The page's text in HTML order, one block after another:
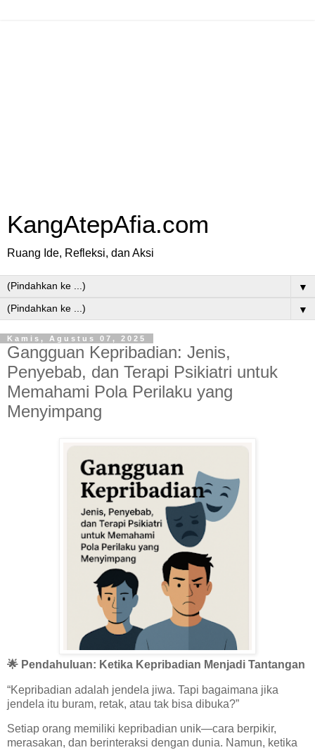
KangAtepAfia.com
Ruang Ide, Refleksi, dan Aksi
▼
▼
Kamis, Agustus 07, 2025
Gangguan Kepribadian: Jenis,
Penyebab, dan Terapi Psikiatri untuk
Memahami Pola Perilaku yang
Menyimpang
🌟 Pendahuluan: Ketika Kepribadian Menjadi Tantangan
“Kepribadian adalah jendela jiwa. Tapi bagaimana jika
jendela itu buram, retak, atau tak bisa dibuka?”
Setiap orang memiliki kepribadian unik—cara berpikir,
merasakan, dan berinteraksi dengan dunia. Namun, ketika